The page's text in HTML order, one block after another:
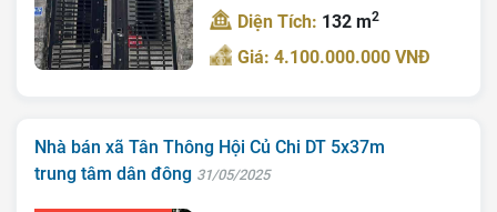
Giới Thiệu
Bán Đất
Nhà Đất Giá Tốt
Diện Tích: 132 m2
Giá: 4.100.000.000 VNĐ
Nhà bán xã Tân Thông Hội Củ Chi DT 5x37m
trung tâm dân đông 31/05/2025